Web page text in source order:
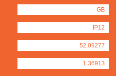
GB
IP12
52.09277
1.36913